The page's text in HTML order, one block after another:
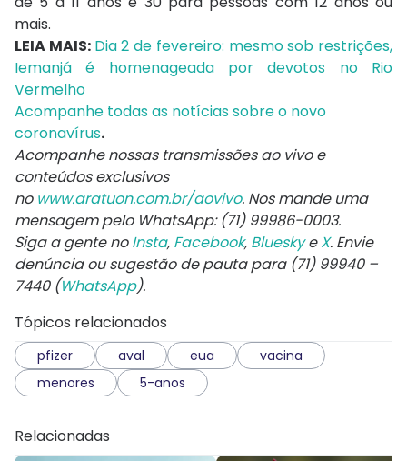
mais.
LEIA MAIS: Dia 2 de fevereiro: mesmo sob restrições,
Iemanjá é homenageada por devotos no Rio
Vermelho
Acompanhe todas as notícias sobre o novo
coronavírus.
Acompanhe nossas transmissões ao vivo e
conteúdos exclusivos
no www.aratuon.com.br/aovivo. Nos mande uma
mensagem pelo WhatsApp: (71) 99986-0003.
Siga a gente noInsta, Facebook, BlueskyeX. Envie
denúncia ou sugestão de pauta para (71) 99940 –
7440 (WhatsApp).
Tópicos relacionados
pfizer aval eua
vacina
menores
5-anos
Relacionadas